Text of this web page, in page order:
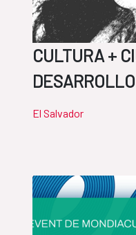
CULTURA +
DESARROLLO
El Salvador